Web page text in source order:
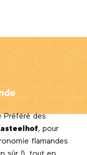
Préféré des
, pour
flamandes